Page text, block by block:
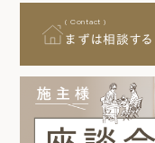
( Contact )
まずは相談する